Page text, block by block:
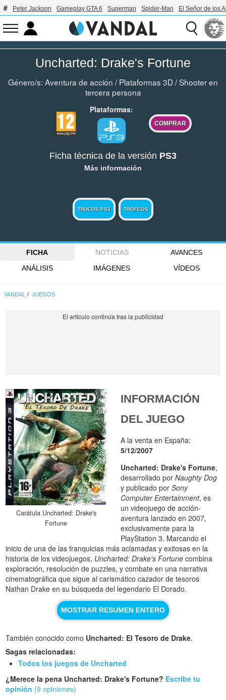
Peter Jackson Gameplay GTA 6 Superman Spider-Man El Señor de los
Uncharted: Drake's Fortune
Género/s: Aventura de acción /Plataformas 3D/Shooter en
tercera persona
Plataformas:
COMPRAR
Ficha técnica de la versión PS3
Más información
TRUCOS PS3 TROFEOS
FICHA NOTICIAS
AVANCES
ANÁLISIS
IMÁGENES VÍDEOS
VANDAL JUEGOS
Carátula Uncharted: Drake's
Fortune
INFORMACIÓN
DEL JUEGO
A la venta en España:
5/12/2007
Uncharted: Drake's Fortune,
desarrollado porNaughty Dog
y publicado porSony
Computer Entertainment, es
un videojuego de acción-
aventura lanzado en 2007,
exclusivamente para la
PlayStation 3. Marcando el
inicio de una de las franquicias más aclamadas y exitosas en la
historia de los videojuegos, Uncharted: Drake's Fortune combina
exploración, resolución de puzzles, y combate en una narrativa
cinematográfica que sigue al carismático cazador de tesoros
Nathan Drake en su búsqueda del legendario El Dorado.
MOSTRAR RESUMEN ENTERO
También conocido como Uncharted: El Tesoro de Drake.
Sagas relacionadas:
Todos los juegos de Uncharted
¿Merece la pena Uncharted: Drake's Fortune? Escribe tu
opinión (9 opiniones)